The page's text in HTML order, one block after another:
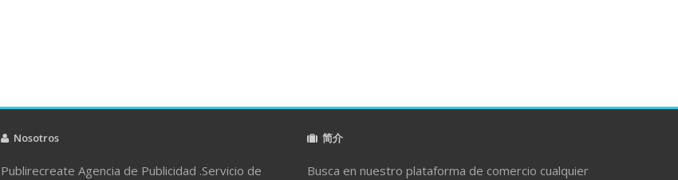
Nosotros
Publirecreate Agencia de Publicidad .Servicio de
简介
Busca en nuestro plataforma de comercio cualquier